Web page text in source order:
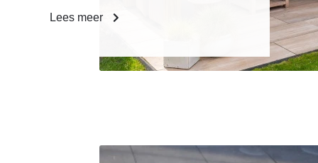
Lees meer